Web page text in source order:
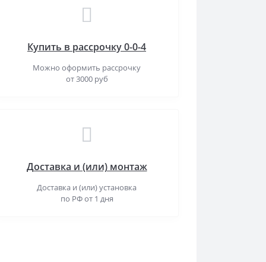
Купить в рассрочку 0-0-4
Можно оформить рассрочку
от 3000 руб
Доставка и (или) монтаж
Доставка и (или) установка
по РФ от 1 дня